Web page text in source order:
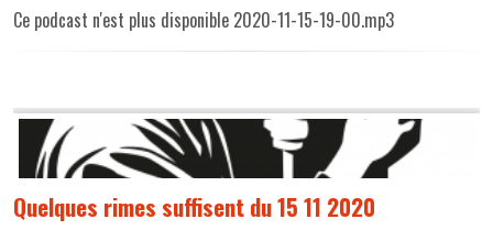
Ce podcast n'est plus disponible 2020-11-15-19-00.mp3
Quelques rimes suffisent du 15 11 2020